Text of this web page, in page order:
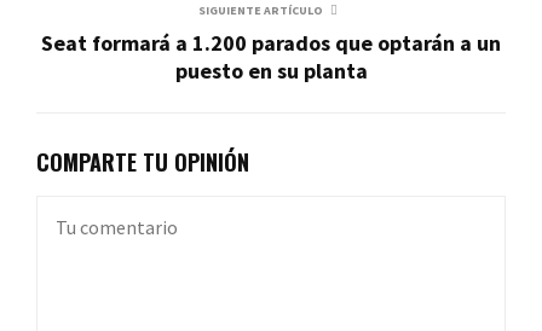
SIGUIENTE ARTÍCULO
Seat formará a 1.200 parados que optarán a un
puesto en su planta
COMPARTE TU OPINIÓN